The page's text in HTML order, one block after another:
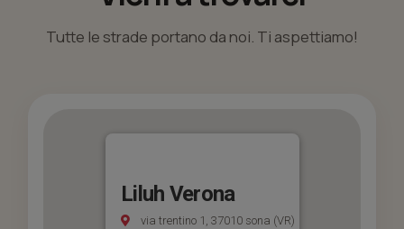
Tutte le strade portano da noi. Ti aspettiamo!
Liluh Verona
via trentino 1, 37010 sona (VR)